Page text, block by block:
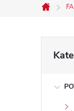
Domů
kategorie